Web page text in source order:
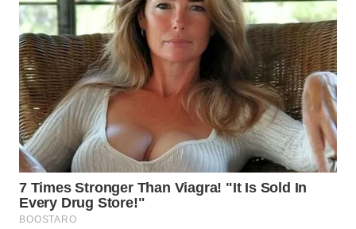
WN
LABUHANBATU
WN
TAPANULI
TENGAH
WN DELI
SERDANG
WN
TEBING